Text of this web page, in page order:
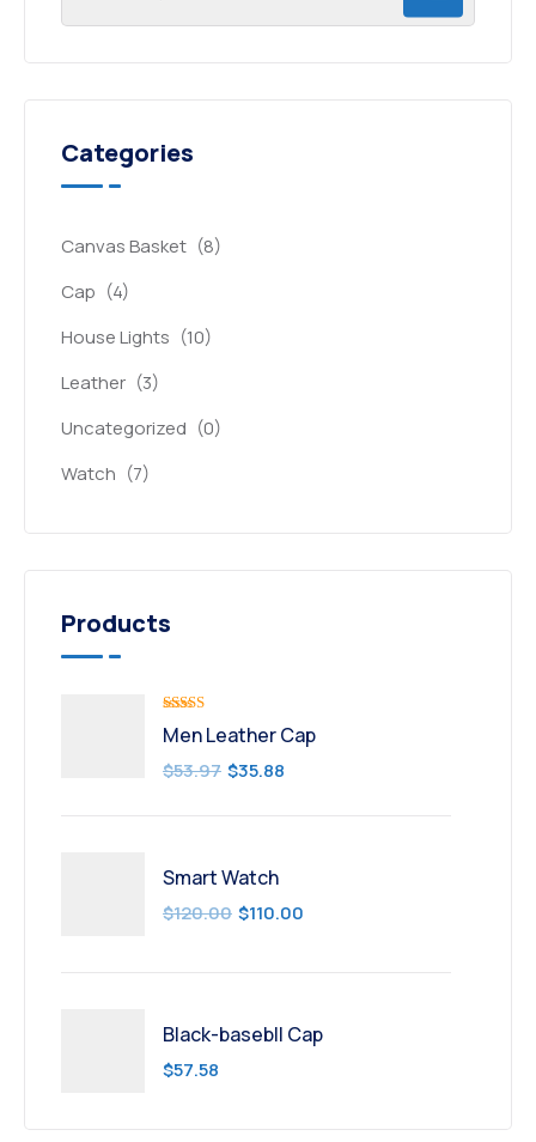
Categories
Canvas Basket (8)
Cap (4)
House Lights (10)
Leather (3)
Uncategorized (0)
Watch (7)
Products
Valorado
con5.00de
Men Leather Cap
$53.97 $35.88
Smart Watch
$120.00 $110.00
Black-basebll Cap
$57.58